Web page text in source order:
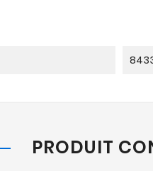
PRODUIT